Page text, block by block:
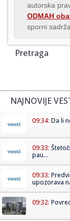
autorska
ODMAH
sporni
Pretraga
NAJNOVIJE
09:34: Da li
09:33:
pau...
09:33:
upozorava
09:32: